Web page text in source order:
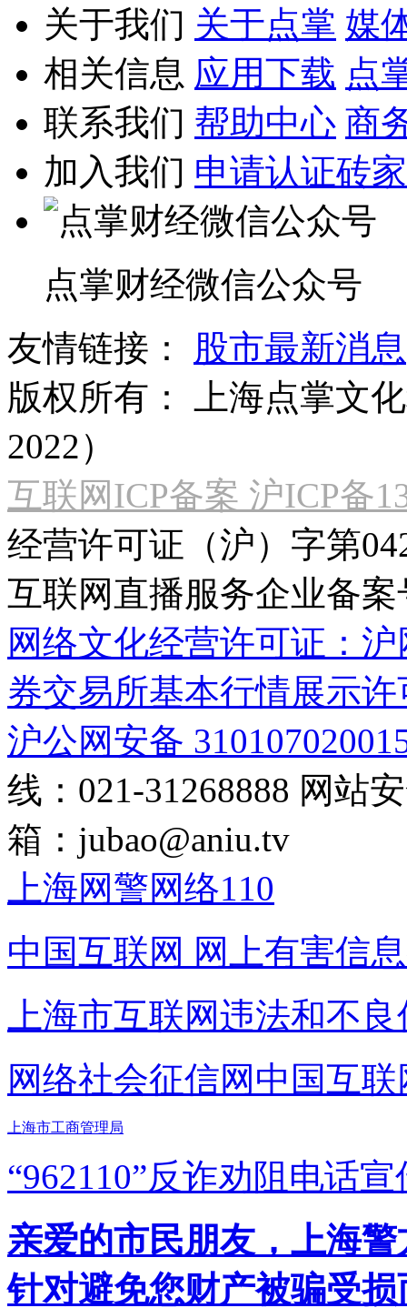
关于我们 关于点掌 媒
相关信息 应用下载 点
联系我们 帮助中心 商
加入我们 申请认证砖家
点掌财经微信公众号
友情链接：
股市最新消息
版权所有：
上海点掌文
2022）
互联网ICP备案 沪ICP备
经营许可证（沪）字第
互联网直播服务企业备案
网络文化经营许可证：
券交易所基本行情展示许
沪公网安备
线：021-31268888 网站
箱： jubao@aniu.tv
上海网警网络110
中国互联网 网上有害信
上海市互联网违法和不
网络社会征信网 中国互
上海市工商管理局
“962110”反诈劝阻电话宣
亲爱的市民朋友，上海
针对避免您财产被骗受